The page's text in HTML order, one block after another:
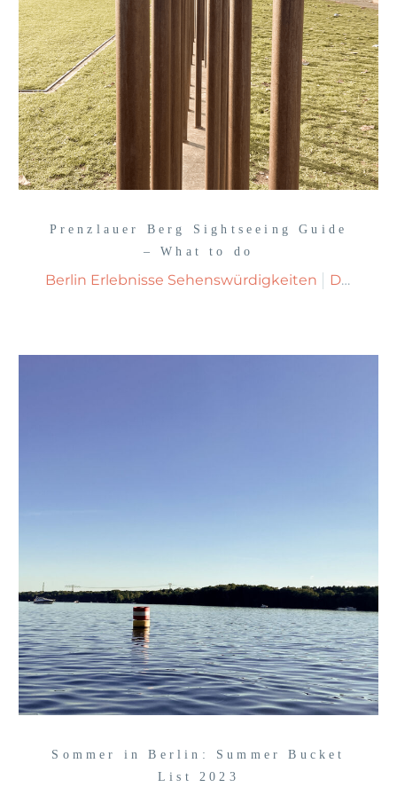
Prenzlauer Berg Sightseeing Guide
– What to do
Berlin Erlebnisse Sehenswürdigkeiten Deutschland
Sommer in Berlin: Summer Bucket
List 2023